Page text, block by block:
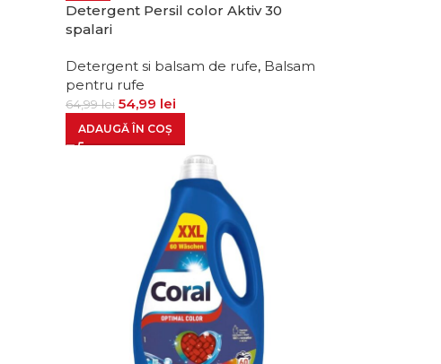
Detergent Persil color Aktiv 30
spalari
Detergent si balsam de rufe, Balsam
pentru rufe
64,99lei 54,99 lei
ADAUGĂ ÎN COȘ